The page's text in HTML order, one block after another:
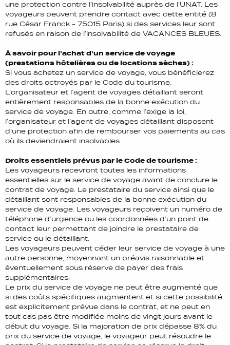
une protection contre l’insolvabilité auprès de l’UNAT. Les
voyageurs peuvent prendre contact avec cette entité (8
rue César Franck - 75015 Paris) si des services leur sont
refusés en raison de l’insolvabilité de VACANCES BLEUES.
À savoir pour l’achat d’un service de voyage
(prestations hôtelières ou de locations sèches) :
Si vous achetez un service de voyage, vous bénéficierez
des droits octroyés par le Code du tourisme.
L’organisateur et l’agent de voyages détaillant seront
entièrement responsables de la bonne exécution du
service de voyage. En outre, comme l’exige la loi,
l’organisateur et l’agent de voyages détaillant disposent
d’une protection afin de rembourser vos paiements au cas
où ils deviendraient insolvables.
Droits essentiels prévus par le Code de tourisme :
Les voyageurs recevront toutes les informations
essentielles sur le service de voyage avant de conclure le
contrat de voyage. Le prestataire du service ainsi que le
détaillant sont responsables de la bonne exécution du
service de voyage. Les voyageurs reçoivent un numéro de
téléphone d’urgence ou les coordonnées d’un point de
contact leur permettant de joindre le prestataire de
service ou le détaillant.
Les voyageurs peuvent céder leur service de voyage à une
autre personne, moyennant un préavis raisonnable et
éventuellement sous réserve de payer des frais
supplémentaires.
Le prix du service de voyage ne peut être augmenté que
si des coûts spécifiques augmentent et si cette possibilité
est explicitement prévue dans le contrat, et ne peut en
tout cas pas être modifiée moins de vingt jours avant le
début du voyage. Si la majoration de prix dépasse 8% du
prix du service de voyage, le voyageur peut résoudre le